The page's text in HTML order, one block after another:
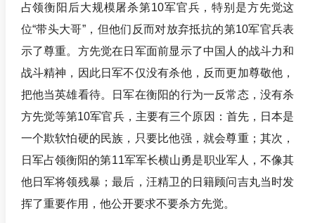
占领衡阳后大规模屠杀第10军官兵，特别是方先觉这
位“带头大哥”，但他们反而对放弃抵抗的第10军官兵表
示了尊重。方先觉在日军面前显示了中国人的战斗力和
战斗精神，因此日军不仅没有杀他，反而更加尊敬他，
把他当英雄看待。日军在衡阳的行为一反常态，没有杀
方先觉等第10军官兵，主要有三个原因：首先，日本是
一个欺软怕硬的民族，只要比他强，就会尊重；其次，
日军占领衡阳的第11军军长横山勇是职业军人，不像其
他日军将领残暴；最后，汪精卫的日籍顾问吉丸当时发
挥了重要作用，他公开要求不要杀方先觉。